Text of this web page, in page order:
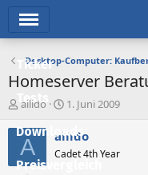
Ticker
Tests
Downloads
Preisvergleich
Desktop-Computer:
Homeserver
E
s
t
e
allido
E
s
e
1. Juni 2009
A allido
Cadet 4th Year